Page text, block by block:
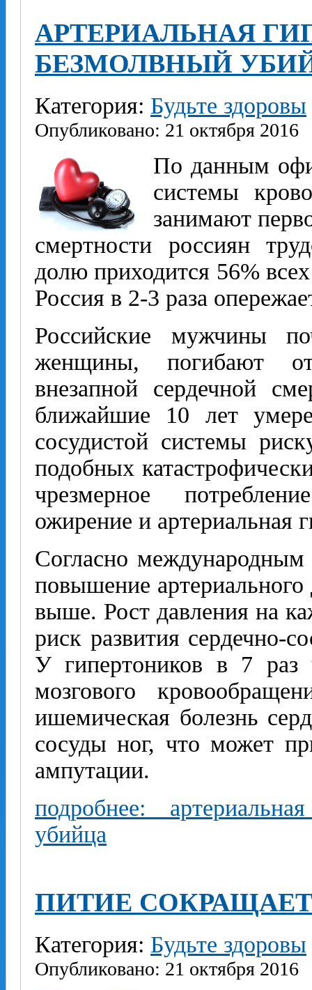
АРТЕРИАЛЬНАЯ
БЕЗМОЛВНЫЙ
Категория: Будьте здоровы
Опубликовано: 21 октября 2016
По данным
системы
занимают
смертности россиян
долю приходится 56%
Россия в 2-3 раза
Российские мужчины
женщины, погибают
внезапной сердечной
ближайшие 10 лет
сосудистой системы
подобных
чрезмерное
ожирение и артериальная
Согласно международным
повышение
выше. Рост давления на
риск развития сердечно-
У гипертоников в 7 раз
мозгового
ишемическая болезнь
сосуды ног, что может
ампутации.
подробнее:
убийца
ПИТИЕ
Категория: Будьте здоровы
Опубликовано: 21 октября 2016